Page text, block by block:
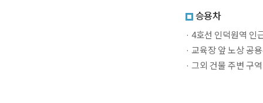
승용차
· 4호선 인덕원역 인
· 교육장 앞 노상 공
· 그외 건물 주변 구